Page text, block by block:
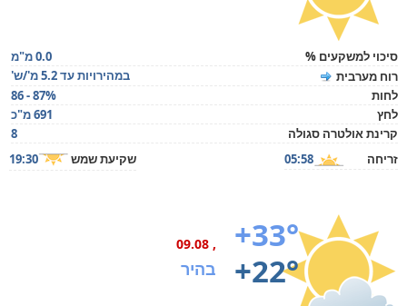
סיכוי למשקעים %
0.0 מ"מ
רוח מערבית
במהירויות עד 5.2 מ'/ש'
לחות
86 - 87%
לחץ
691 מ"כ
קרינת אולטרה סגולה
8
זריחה
05:58 שקיעת שמש 19:30
+33°
+22°
, 09.08
בהיר